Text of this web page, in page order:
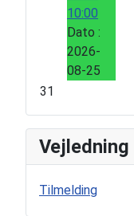
10:00
Dato :
2026-
08-25
31
Vejledning
Tilmelding